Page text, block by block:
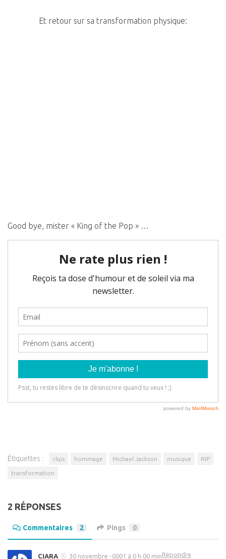
Et retour sur sa transformation physique:
Good bye, mister « King of the Pop » …
Étiquettes : clips hommage Michael Jackson musique RIP
transformation
2 RÉPONSES
Commentaires 2 Pings 0
CIARA 30 novembre -0001 à 0 h 00 minRépondre